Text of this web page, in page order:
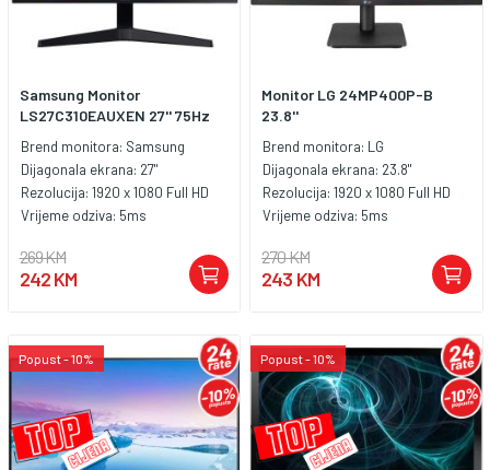
kompatibilnim uređajima.
Zaključak:Xiaomi Mi Monitor
žele veliki 27″ monitor sa Full HD
fluidnim 144Hz osvježavanjem i
modernim dizajnom za rad,
zabavu i svakodnevnu upotrebu.
Samsung Monitor
LS27C310EAUXEN 27'' 75Hz
Brend monitora: Samsung
Dijagonala ekrana: 27"
Rezolucija: 1920 x 1080 Full HD
Vrijeme odziva: 5ms
269 KM
242 KM
Monitor LG 24MP400P-B
23.8''
Brend monitora: LG
Dijagonala ekrana: 23.8"
Rezolucija: 1920 x 1080 Full HD
Vrijeme odziva: 5ms
270 KM
243 KM
Popust - 10% Popust - 10%